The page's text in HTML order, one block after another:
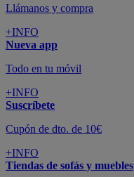
Llámanos y compra
+INFO
Nueva app
Todo en tu móvil
+INFO
Suscríbete
Cupón de dto. de 10€
+INFO
Tiendas de sofás y muebles